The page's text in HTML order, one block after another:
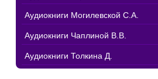
Аудиокниги Могилевской С.А.
Аудиокниги Чаплиной В.В.
Аудиокниги Толкина Д.